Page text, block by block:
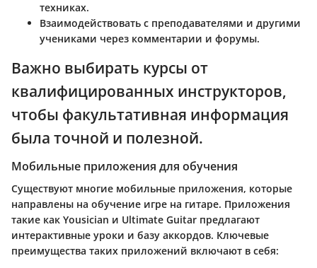
техниках.
Взаимодействовать с преподавателями и другими
учениками через комментарии и форумы.
Важно выбирать курсы от
квалифицированных инструкторов,
чтобы факультативная информация
была точной и полезной.
Мобильные приложения для обучения
Существуют многие мобильные приложения, которые
направлены на обучение игре на гитаре. Приложения
такие как Yousician и Ultimate Guitar предлагают
интерактивные уроки и базу аккордов. Ключевые
преимущества таких приложений включают в себя: